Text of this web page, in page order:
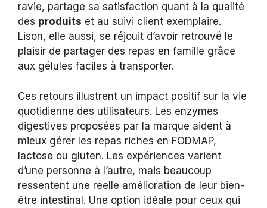
ravie, partage sa satisfaction quant à la qualité
des produits et au suivi client exemplaire.
Lison, elle aussi, se réjouit d’avoir retrouvé le
plaisir de partager des repas en famille grâce
aux gélules faciles à transporter.
Ces retours illustrent un impact positif sur la vie
quotidienne des utilisateurs. Les enzymes
digestives proposées par la marque aident à
mieux gérer les repas riches en FODMAP,
lactose ou gluten. Les expériences varient
d’une personne à l’autre, mais beaucoup
ressentent une réelle amélioration de leur bien-
être intestinal. Une option idéale pour ceux qui